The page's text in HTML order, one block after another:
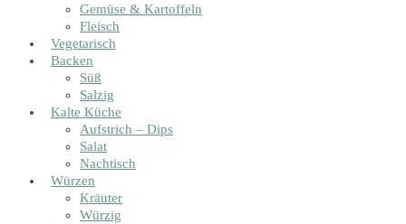
Gemüse & Kartoffeln
Fleisch
Vegetarisch
Backen
Süß
Salzig
Kalte Küche
Aufstrich – Dips
Salat
Nachtisch
Würzen
Kräuter
Würzig